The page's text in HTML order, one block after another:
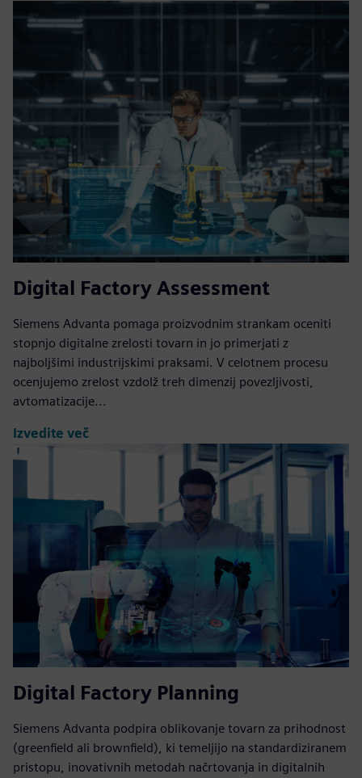
Digital Factory Assessment
Siemens Advanta pomaga proizvodnim strankam oceniti
stopnjo digitalne zrelosti tovarn in jo primerjati z
najboljšimi industrijskimi praksami. V celotnem procesu
ocenjujemo zrelost vzdolž treh dimenzij povezljivosti,
avtomatizacije...
Izvedite več
Digital Factory Planning
Siemens Advanta podpira oblikovanje tovarn za prihodnost
(greenfield ali brownfield), ki temeljijo na standardiziranem
pristopu, inovativnih metodah načrtovanja in digitalnih